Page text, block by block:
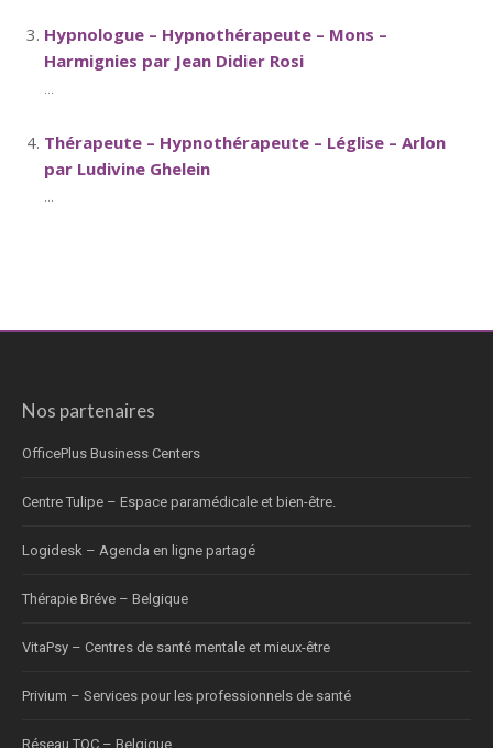
Hypnologue – Hypnothérapeute – Mons –
Harmignies par Jean Didier Rosi
...
Thérapeute – Hypnothérapeute – Léglise – Arlon
par Ludivine Ghelein
...
Nos partenaires
OfficePlus Business Centers
Centre Tulipe – Espace paramédicale et bien-être.
Logidesk – Agenda en ligne partagé
Thérapie Bréve – Belgique
VitaPsy – Centres de santé mentale et mieux-être
Privium – Services pour les professionnels de santé
Réseau TOC – Belgique